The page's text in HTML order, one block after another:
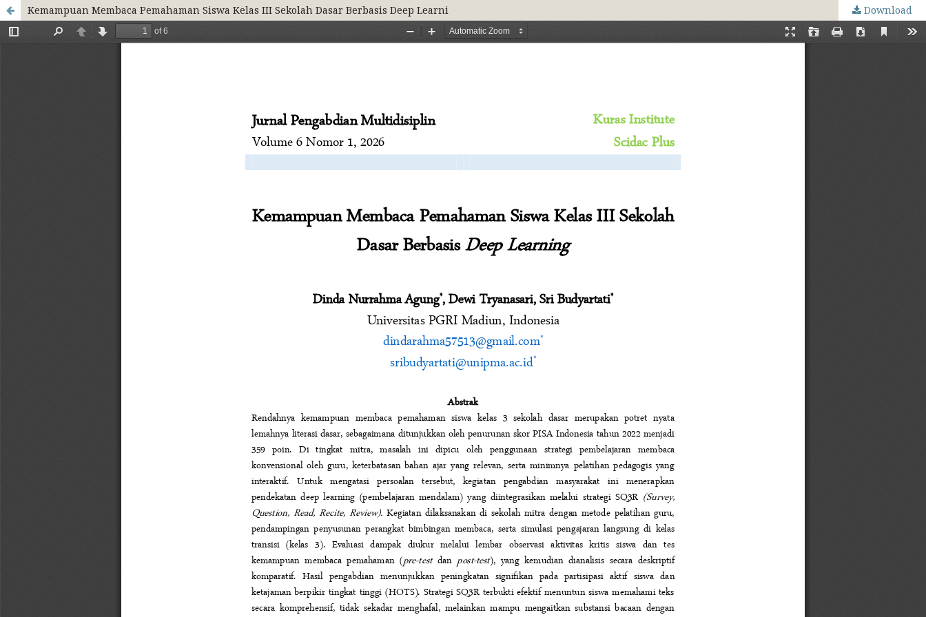
Kemampuan Membaca Pemahaman Siswa Kelas III Sekolah Dasar Berbasis Deep Learni Download